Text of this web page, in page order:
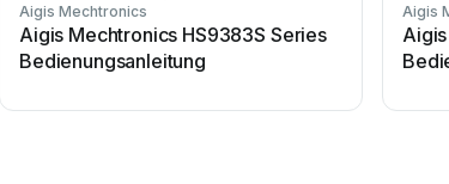
Aigis Mechtronics
Aigis Mechtronics HS9383S Series
Bedienungsanleitung
Aigis